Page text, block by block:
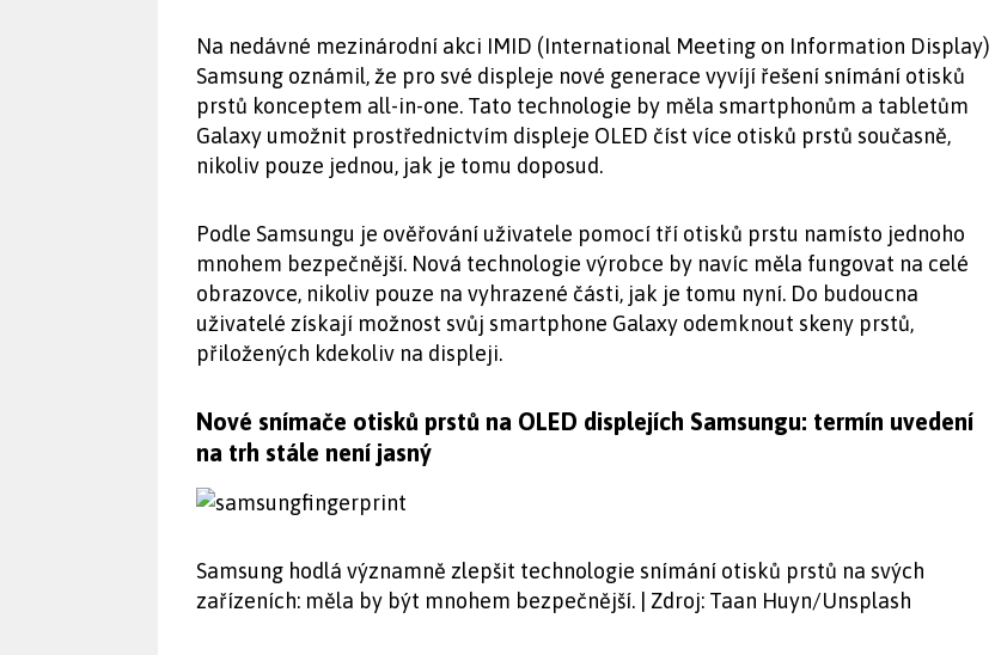
Na nedávné mezinárodní akci IMID (International Meeting on Information Display)
Samsung oznámil, že pro své displeje nové generace vyvíjí řešení snímání otisků
prstů konceptem all-in-one. Tato technologie by měla smartphonům a tabletům
Galaxy umožnit prostřednictvím displeje OLED číst více otisků prstů současně,
nikoliv pouze jednou, jak je tomu doposud.
Podle Samsungu je ověřování uživatele pomocí tří otisků prstu namísto jednoho
mnohem bezpečnější. Nová technologie výrobce by navíc měla fungovat na celé
obrazovce, nikoliv pouze na vyhrazené části, jak je tomu nyní. Do budoucna
uživatelé získají možnost svůj smartphone Galaxy odemknout skeny prstů,
přiložených kdekoliv na displeji.
Nové snímače otisků prstů na OLED displejích Samsungu: termín uvedení
na trh stále není jasný
Samsung hodlá významně zlepšit technologie snímání otisků prstů na svých
zařízeních: měla by být mnohem bezpečnější. | Zdroj: Taan Huyn/Unsplash